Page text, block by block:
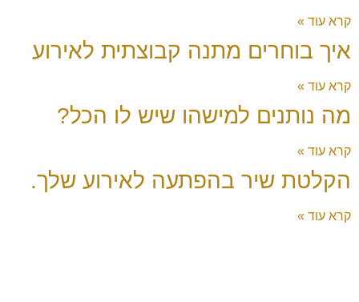
קרא עוד »
איך בוחרים מתנה קבוצתית לאירוע
קרא עוד »
מה נותנים למישהו שיש לו הכל?
קרא עוד »
הקלטת שיר בהפתעה לאירוע שלך.
קרא עוד »